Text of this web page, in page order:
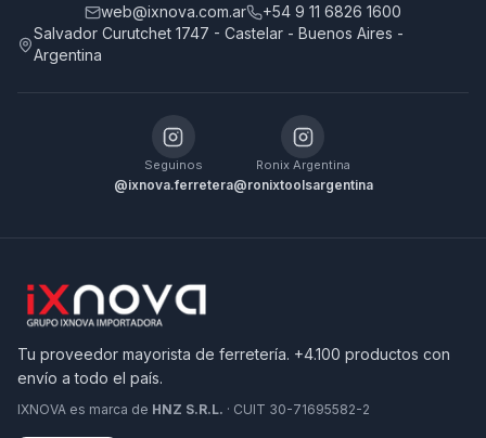
web@ixnova.com.ar
+54 9 11 6826 1600
Salvador Curutchet 1747 - Castelar - Buenos Aires -
Argentina
Seguinos
@ixnova.ferretera
Ronix Argentina
@ronixtoolsargentina
Tu proveedor mayorista de ferretería. +4.100 productos con
envío a todo el país.
IXNOVA es marca de HNZ S.R.L. · CUIT 30-71695582-2